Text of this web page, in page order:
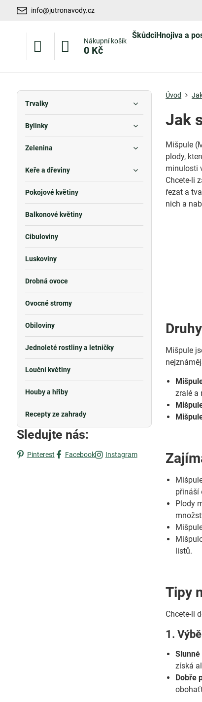
info@jutronavody.cz
Nákupní košík
0 Kč
ŠkůdciHnojiva a
Úvod
Jak
Mišpule
plody,
minulosti
Chcete-li
řezat a
nich a
Mišpule
zralé a
přináší
Plody
listů.
Tipy
Chcete-li
1.
získá
Dobře
Trvalky
Bylinky
Zelenina
Keře a dřeviny
Pokojové květiny
Balkonové květiny
Cibuloviny
Luskoviny
Drobná ovoce
Ovocné stromy
Obiloviny
Jednoleté rostliny a letničky
Louční květiny
Houby a hřiby
Recepty ze zahrady
Sledujte nás:
Pinterest Facebook Instagram